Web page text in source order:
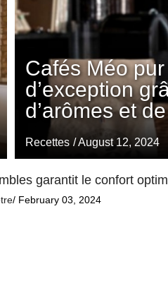
Cafés Méo
d’exception
d’arômes et
Recettes / August 12, 2024
garantit le confort
/ February 03, 2024